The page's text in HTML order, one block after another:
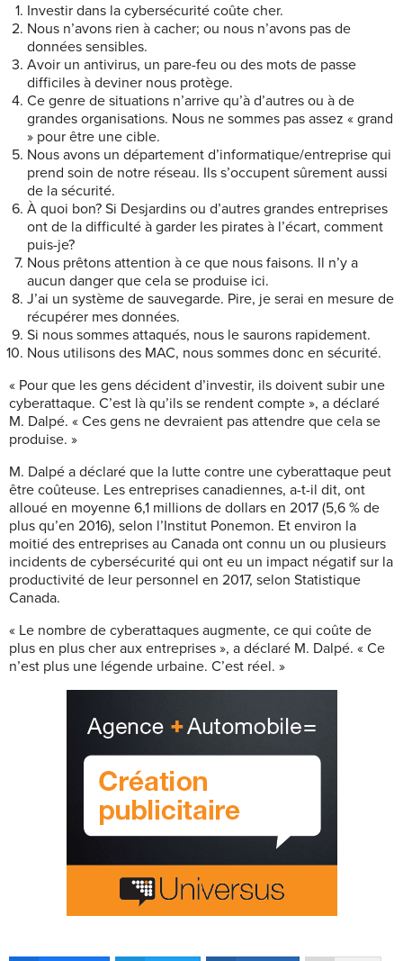
Investir dans la cybersécurité coûte cher.
Nous n’avons rien à cacher; ou nous n’avons pas de
données sensibles.
Avoir un antivirus, un pare-feu ou des mots de passe
difficiles à deviner nous protège.
Ce genre de situations n’arrive qu’à d’autres ou à de
grandes organisations. Nous ne sommes pas assez « grand
» pour être une cible.
Nous avons un département d’informatique/entreprise qui
prend soin de notre réseau. Ils s’occupent sûrement aussi
de la sécurité.
À quoi bon? Si Desjardins ou d’autres grandes entreprises
ont de la difficulté à garder les pirates à l’écart, comment
puis-je?
Nous prêtons attention à ce que nous faisons. Il n’y a
aucun danger que cela se produise ici.
J’ai un système de sauvegarde. Pire, je serai en mesure de
récupérer mes données.
Si nous sommes attaqués, nous le saurons rapidement.
Nous utilisons des MAC, nous sommes donc en sécurité.
« Pour que les gens décident d’investir, ils doivent subir une
cyberattaque. C’est là qu’ils se rendent compte », a déclaré
M. Dalpé. « Ces gens ne devraient pas attendre que cela se
produise. »
M. Dalpé a déclaré que la lutte contre une cyberattaque peut
être coûteuse. Les entreprises canadiennes, a-t-il dit, ont
alloué en moyenne 6,1 millions de dollars en 2017 (5,6 % de
plus qu’en 2016), selon l’Institut Ponemon. Et environ la
moitié des entreprises au Canada ont connu un ou plusieurs
incidents de cybersécurité qui ont eu un impact négatif sur la
productivité de leur personnel en 2017, selon Statistique
Canada.
« Le nombre de cyberattaques augmente, ce qui coûte de
plus en plus cher aux entreprises », a déclaré M. Dalpé. « Ce
n’est plus une légende urbaine. C’est réel. »